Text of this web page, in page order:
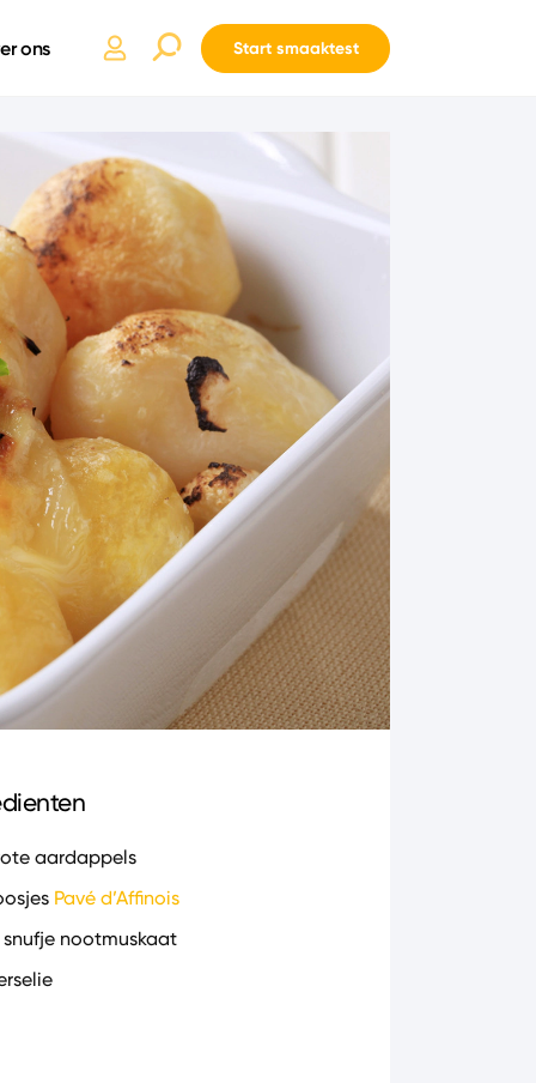
ons Start smaaktest
aardappels
Pavé d’Affinois
snufje nootmuskaat